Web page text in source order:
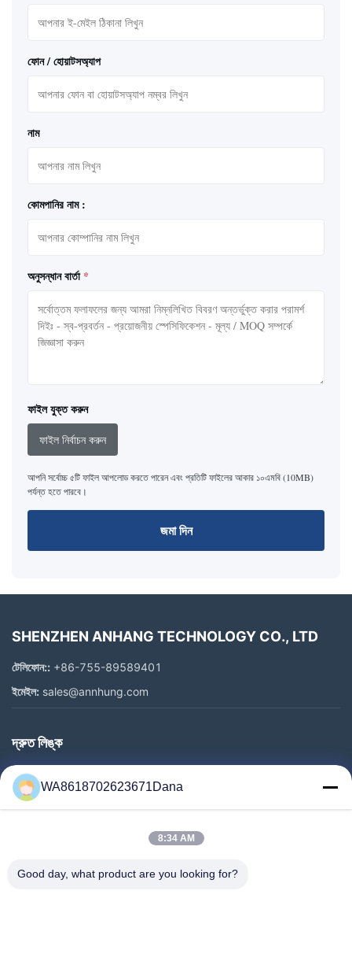
ফোন / হোয়াটসঅ্যাপ
নাম
কোমপানির নাম :
অনুসন্ধান বার্তা *
ফাইল যুক্ত করুন
ফাইল নির্বাচন করুন
আপনি সর্বোচ্চ ৫টি ফাইল আপলোড করতে পারেন এবং প্রতিটি ফাইলের আকার ১০এমবি (10MB)
পর্যন্ত হতে পারবে।
জমা দিন
SHENZHEN ANHANG TECHNOLOGY CO., LTD
টেলিফোন:: +86-755-89589401
ইমেইল: sales@annhung.com
দ্রুত লিঙ্ক
বাড়ি
পণ্য
কারখানা ভ্রমণ
WA8618702623671Dana
8:34 AM
Good day, what product are you looking for?